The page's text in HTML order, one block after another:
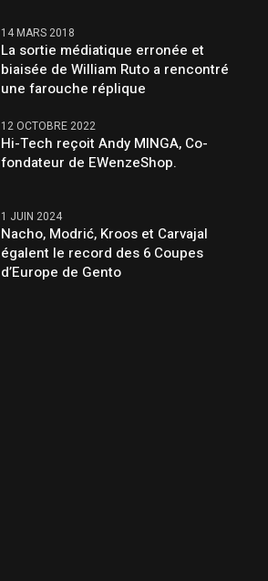
14 MARS 2018
La sortie médiatique erronée et
biaisée de William Ruto a rencontré
une farouche réplique
12 OCTOBRE 2022
Hi-Tech reçoit Andy MINGA, Co-
fondateur de EWenzeShop.
1 JUIN 2024
Nacho, Modrić, Kroos et Carvajal
égalent le record des 6 Coupes
d’Europe de Gento